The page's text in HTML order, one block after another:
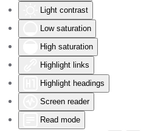
Light contrast
Low saturation
High saturation
Highlight links
Highlight headings
Screen reader
Read mode